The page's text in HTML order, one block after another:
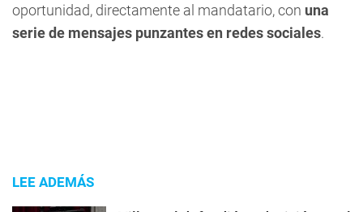
oportunidad, directamente al mandatario, con una
serie de mensajes punzantes en redes sociales.
LEE ADEMÁS